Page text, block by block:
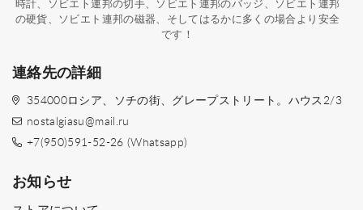
時計、ソビエト連邦の切手、ソビエト連邦のバッジ、ソビエト連邦
の硬貨、ソビエト連邦の磁器、そしてはるかに多くの場合より安全
です！
連絡先の詳細
354000ロシア、ソチの街、グレープストリート。ハウス2/3
nostalgiasu@mail.ru
+7(950)591-52-26 (Whatsapp)
お知らせ